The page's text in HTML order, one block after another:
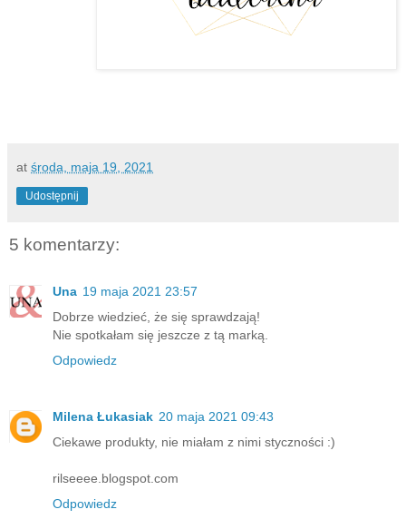
at środa, maja 19, 2021
Udostępnij
5 komentarzy:
Una 19 maja 2021 23:57
Dobrze wiedzieć, że się sprawdzają!
Nie spotkałam się jeszcze z tą marką.
Odpowiedz
Milena Łukasiak 20 maja 2021 09:43
Ciekawe produkty, nie miałam z nimi styczności :)
rilseeee.blogspot.com
Odpowiedz